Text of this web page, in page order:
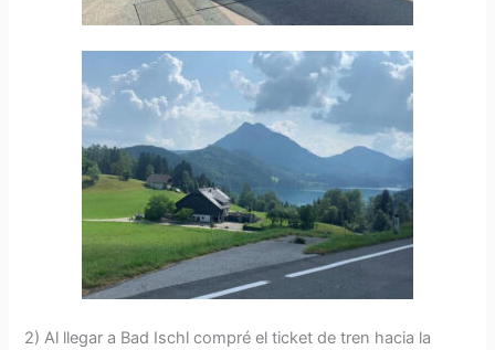
2) Al llegar a Bad Ischl compré el ticket de tren hacia la